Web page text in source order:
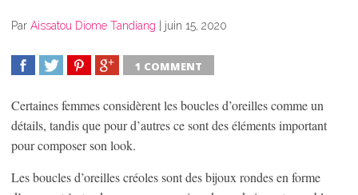
Par Aissatou Diome Tandiang | juin 15, 2020
1 COMMENT
Certaines femmes considèrent les boucles d’oreilles comme un
détails, tandis que pour d’autres ce sont des éléments important
pour composer son look.
Les boucles d’oreilles créoles sont des bijoux rondes en forme